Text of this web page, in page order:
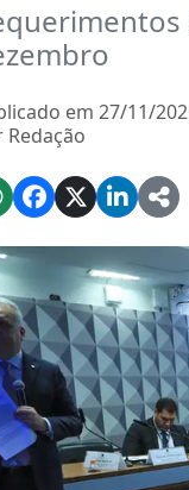
em 27/11/
Redação